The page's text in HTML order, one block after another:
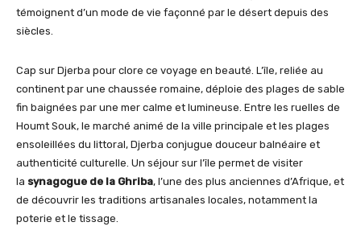
témoignent d’un mode de vie façonné par le désert depuis des
siècles.
Cap sur Djerba pour clore ce voyage en beauté. L’île, reliée au
continent par une chaussée romaine, déploie des plages de sable
fin baignées par une mer calme et lumineuse. Entre les ruelles de
Houmt Souk, le marché animé de la ville principale et les plages
ensoleillées du littoral, Djerba conjugue douceur balnéaire et
authenticité culturelle. Un séjour sur l’île permet de visiter
la synagogue de la Ghriba, l’une des plus anciennes d’Afrique, et
de découvrir les traditions artisanales locales, notamment la
poterie et le tissage.